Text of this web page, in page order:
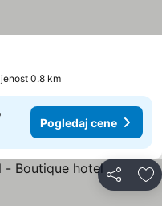
0.8 km
Pogledaj cene
Deli